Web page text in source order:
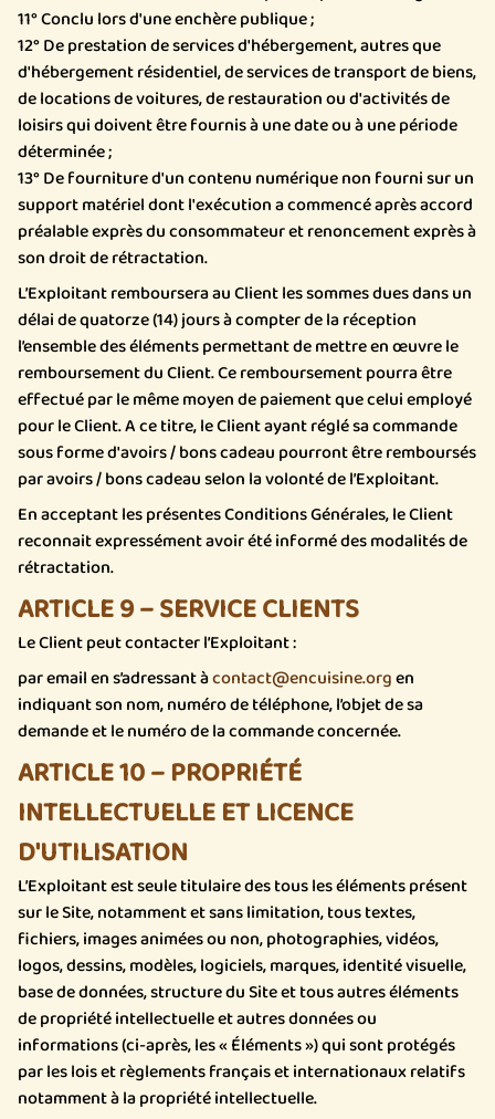
11° Conclu lors d'une enchère publique ;
12° De prestation de services d'hébergement, autres que
d'hébergement résidentiel, de services de transport de biens,
de locations de voitures, de restauration ou d'activités de
loisirs qui doivent être fournis à une date ou à une période
déterminée ;
13° De fourniture d'un contenu numérique non fourni sur un
support matériel dont l'exécution a commencé après accord
préalable exprès du consommateur et renoncement exprès à
son droit de rétractation.
L’Exploitant remboursera au Client les sommes dues dans un
délai de quatorze (14) jours à compter de la réception
l’ensemble des éléments permettant de mettre en œuvre le
remboursement du Client. Ce remboursement pourra être
effectué par le même moyen de paiement que celui employé
pour le Client. A ce titre, le Client ayant réglé sa commande
sous forme d'avoirs / bons cadeau pourront être remboursés
par avoirs / bons cadeau selon la volonté de l’Exploitant.
En acceptant les présentes Conditions Générales, le Client
reconnait expressément avoir été informé des modalités de
rétractation.
ARTICLE 9 – SERVICE CLIENTS
Le Client peut contacter l’Exploitant :
par email en s’adressant àcontact@encuisine.orgen
indiquant son nom, numéro de téléphone, l’objet de sa
demande et le numéro de la commande concernée.
ARTICLE 10 – PROPRIÉTÉ
INTELLECTUELLE ET LICENCE
D'UTILISATION
L’Exploitant est seule titulaire des tous les éléments présent
sur le Site, notamment et sans limitation, tous textes,
fichiers, images animées ou non, photographies, vidéos,
logos, dessins, modèles, logiciels, marques, identité visuelle,
base de données, structure du Site et tous autres éléments
de propriété intellectuelle et autres données ou
informations (ci-après, les « Éléments ») qui sont protégés
par les lois et règlements français et internationaux relatifs
notamment à la propriété intellectuelle.